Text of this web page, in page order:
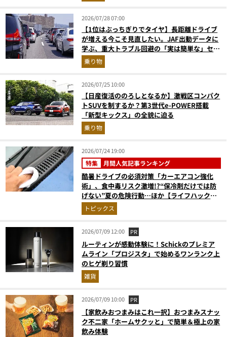
2026/07/28 07:00
【1位はぶっちぎりでタイヤ】長距離ドライブ
が増える今こそ見直したい。JAF出動データに
学ぶ、重大トラブル回避の「実は簡単な」セル
フメンテ術
乗り物
2026/07/25 10:00
【日産復活ののろしとなるか】激戦区コンパク
トSUVを制するか？第3世代e-POWER搭載
「新型キックス」の全貌に迫る
乗り物
2026/07/24 19:00
特集 月間人気記事ランキング
酷暑ドライブの必須対策「カーエアコン強化
術」、食中毒リスク激増!?“保冷剤だけでは防
げない”夏の危険行動…ほか【ライフハックの
人気記事ランキングベスト3】（2026年6月
版）
トピックス
2026/07/09 12:00 PR
ルーティンが感動体験に！Schickのプレミア
ムライン「プロジスタ」で始めるワンランク上
のヒゲ剃り習慣
雑貨
2026/07/09 10:00 PR
【家飲みおつまみはこれ一択】おつまみスナッ
ク不二家「ホームサクッと」で簡単＆極上の家
飲み体験